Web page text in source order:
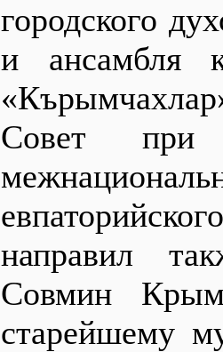
городского
и ансамбля
Совет при
направил
Совмин
старейшему